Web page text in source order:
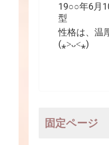
19○○年6月
型
性格は、温
(⁎˃ᴗ˂⁎)
固定ページ